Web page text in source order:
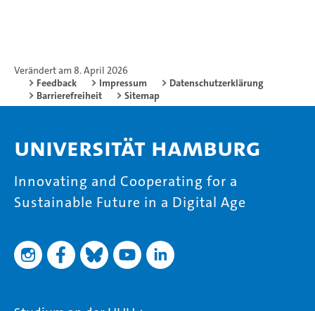
Verändert am 8. April 2026
Feedback
Impressum
Datenschutzerklärung
Barrierefreiheit
Sitemap
Universität Hamburg
Innovating and Cooperating for a
Sustainable Future in a Digital Age